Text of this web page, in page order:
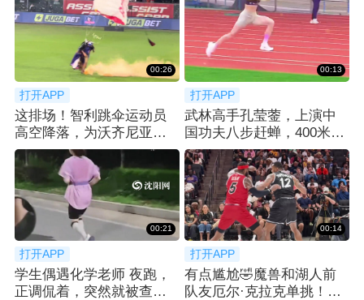
00:26
打开APP
这排场！智利跳伞运动员
高空降落，为沃齐尼亚送
上科洛科洛球衣
00:13
打开APP
武林高手孔莹蓥，上演中
国功夫八步赶蝉，400米栏
拿下冠军！
00:21
打开APP
学生偶遇化学老师 夜跑，
正调侃着，突然就被查功
00:14
打开APP
有点尴尬🤣魔兽和湖人前
队友厄尔·克拉克单挑！吃